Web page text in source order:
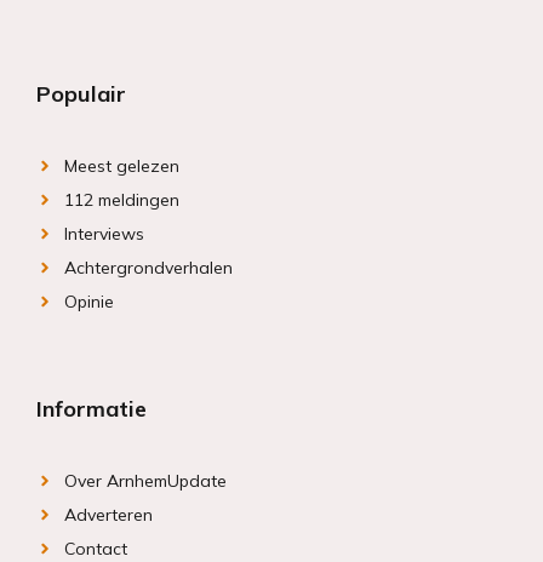
Populair
Meest gelezen
112 meldingen
Interviews
Achtergrondverhalen
Opinie
Informatie
Over ArnhemUpdate
Adverteren
Contact